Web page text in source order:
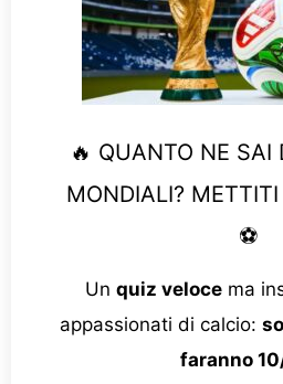
🔥 QUANTO NE SAI
MONDIALI?
⚽
Un quiz velocema
appassionati di calcio:
faranno